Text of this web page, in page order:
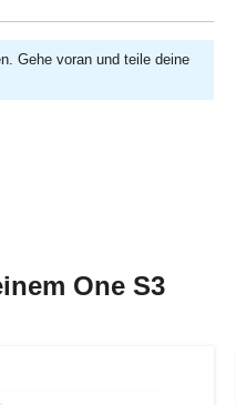
Gehe voran und teile deine
One S3